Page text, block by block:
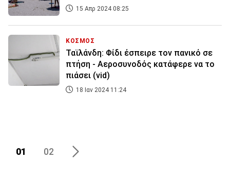
15 Απρ 2024 08:25
ΚΟΣΜΟΣ
Ταϊλάνδη: Φίδι έσπειρε τον πανικό σε
πτήση - Αεροσυνοδός κατάφερε να το
πιάσει (vid)
18 Ιαν 2024 11:24
01 02